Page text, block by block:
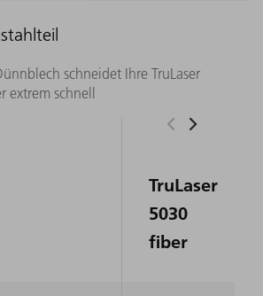
schneidet Ihre TruLaser
extrem schnell
TruLaser
5030
fiber